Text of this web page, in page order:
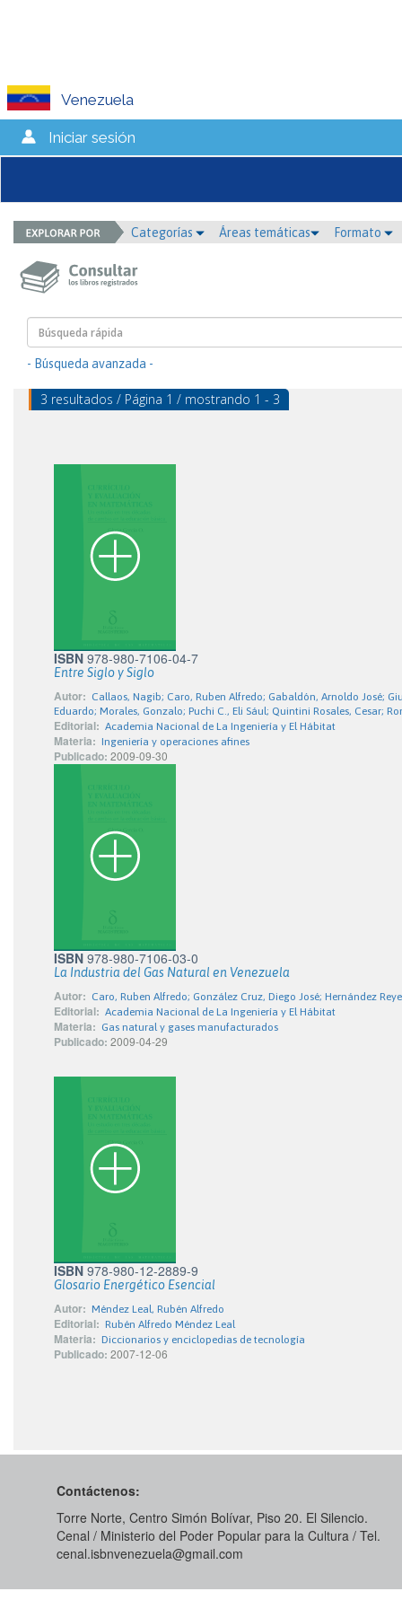
Venezuela
Iniciar sesión
Categorías Áreas temáticas Formato
- Búsqueda avanzada -
3 resultados / Página 1 / mostrando 1 - 3
ISBN 978-980-7106-04-7
Entre Siglo y Siglo
Autor: Callaos, Nagib; Caro, Ruben Alfredo; Gabaldón, Arnoldo José;
Eduardo; Morales, Gonzalo; Puchi C., Eli Sául; Quintini Rosales, Cesar;
Editorial: Academia Nacional de La Ingeniería y El Hábitat
Materia: Ingeniería y operaciones afines
Publicado: 2009-09-30
ISBN 978-980-7106-03-0
La Industria del Gas Natural en Venezuela
Autor: Caro, Ruben Alfredo; González Cruz, Diego José; Hernández
Editorial: Academia Nacional de La Ingeniería y El Hábitat
Materia: Gas natural y gases manufacturados
Publicado: 2009-04-29
ISBN 978-980-12-2889-9
Glosario Energético Esencial
Autor: Méndez Leal, Rubén Alfredo
Editorial: Rubén Alfredo Méndez Leal
Materia: Diccionarios y enciclopedias de tecnología
Publicado: 2007-12-06
Contáctenos:
Torre Norte, Centro Simón Bolívar, Piso 20. El Silencio.
Cenal / Ministerio del Poder Popular para la Cultura / Tel.
cenal.isbnvenezuela@gmail.com